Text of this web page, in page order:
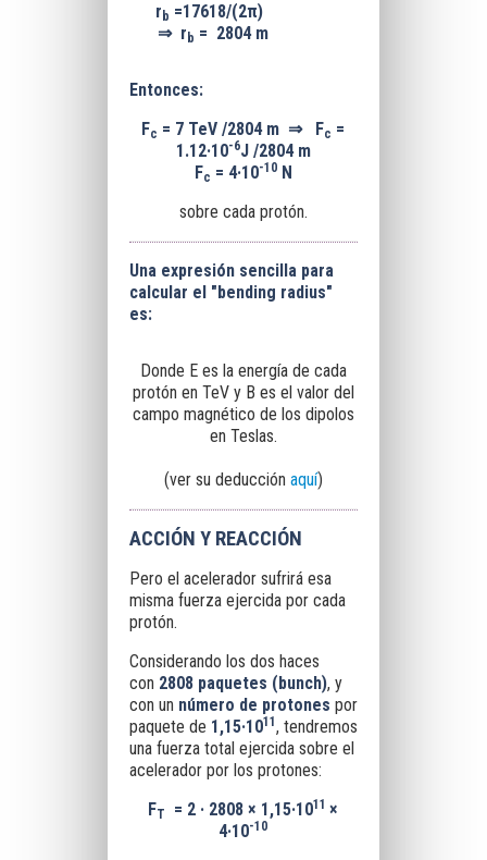
r b =17618/(2π)
⇒ r b = 2804 m
Entonces:
Fc = 7 TeV /2804 m ⇒Fc =
1.12·10-6J /2804 m
Fc = 4·10-10N
sobre cada protón.
Una expresión sencilla para
calcular el "bending radius"
es:
Donde E es la energía de cada
protón en TeV y B es el valor del
campo magnético de los dipolos
en Teslas.
(ver su deducción aquí)
ACCIÓN Y REACCIÓN
Pero el acelerador sufrirá esa
misma fuerza ejercida por cada
protón.
Considerando los dos haces
con 2808 paquetes (bunch), y
con un número de protones por
paquete de 1,15·101 1 , tendremos
una fuerza total ejercida sobre el
acelerador por los protones:
FT = 2 · 2808 × 1,15·1011×
4·10-10